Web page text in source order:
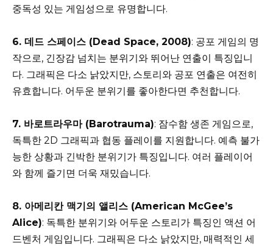
중독성 있는 게임성으로 유명합니다.
6. 데드 스페이스 (Dead Space, 2008): 공포 게임의 명
작으로, 긴장감 넘치는 분위기와 뛰어난 연출이 특징입니
다. 그래픽은 다소 낡았지만, 스토리와 공포 연출은 여전히
유효합니다. 어두운 분위기를 좋아한다면 추천합니다.
7. 바로트라우마 (Barotrauma): 잠수함 생존 게임으로,
독특한 2D 그래픽과 협동 플레이를 지원합니다. 예측 불가
능한 상황과 긴박한 분위기가 특징입니다. 여러 플레이어
와 함께 즐기면 더욱 재밌습니다.
8. 아메리칸 맥기의 앨리스 (American McGee’s
Alice): 독특한 분위기와 어두운 스토리가 특징인 액션 어
드벤처 게임입니다. 그래픽은 다소 낡았지만, 매력적인 세